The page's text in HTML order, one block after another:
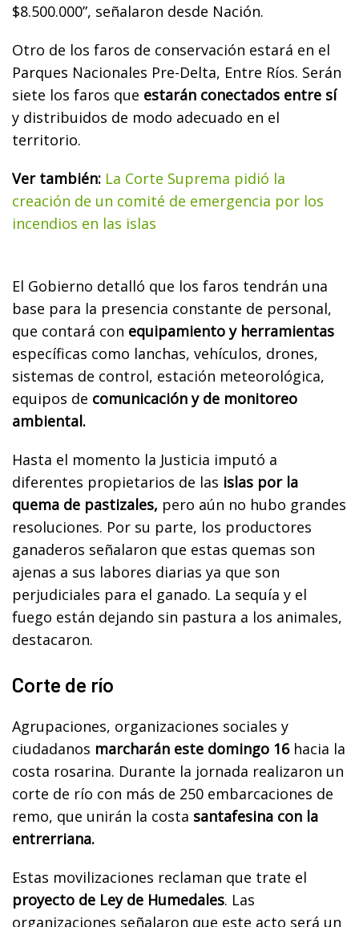
$8.500.000”, señalaron desde Nación.
Otro de los faros de conservación estará en el
Parques Nacionales Pre-Delta, Entre Ríos. Serán
siete los faros que estarán conectados entre sí
y distribuidos de modo adecuado en el
territorio.
Ver también: La Corte Suprema pidió la
creación de un comité de emergencia por los
incendios en las islas
El Gobierno detalló que los faros tendrán una
base para la presencia constante de personal,
que contará con equipamiento y herramientas
específicas como lanchas, vehículos, drones,
sistemas de control, estación meteorológica,
equipos de comunicación y de monitoreo
ambiental.
Hasta el momento la Justicia imputó a
diferentes propietarios de las islas por la
quema de pastizales, pero aún no hubo grandes
resoluciones. Por su parte, los productores
ganaderos señalaron que estas quemas son
ajenas a sus labores diarias ya que son
perjudiciales para el ganado. La sequía y el
fuego están dejando sin pastura a los animales,
destacaron.
Corte de río
Agrupaciones, organizaciones sociales y
ciudadanos marcharán este domingo 16hacia la
costa rosarina. Durante la jornada realizaron un
corte de río con más de 250 embarcaciones de
remo, que unirán la costa santafesina con la
entrerriana.
Estas movilizaciones reclaman que trate el
proyecto de Ley de Humedales. Las
organizaciones señalaron que este acto será un